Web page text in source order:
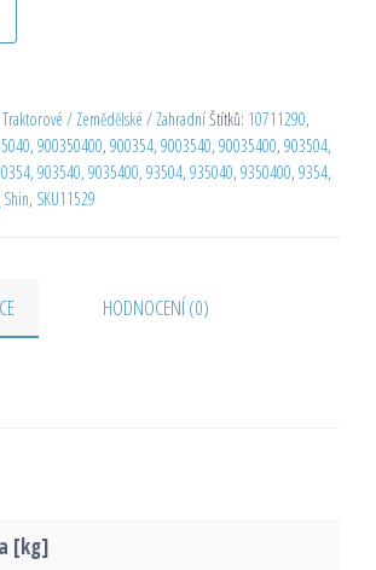
Traktorové / Zemědělské / ZahradníŠtítků: 10711290,
, 900350400, 900354, 9003540, 90035400, 903504,
, 903540, 9035400, 93504, 935040, 9350400, 9354,
Shin, SKU11529
HODNOCENÍ (0)
[kg]